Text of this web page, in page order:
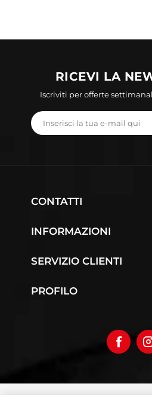
RICEVI LA
Iscriviti per offerte
CONTATTI
INFORMAZIONI
SERVIZIO CLIENTI
PROFILO